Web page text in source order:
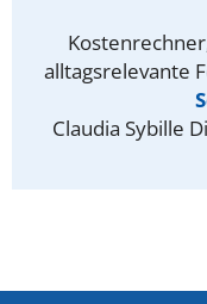
alltagsrelevante
Claudia Sybille